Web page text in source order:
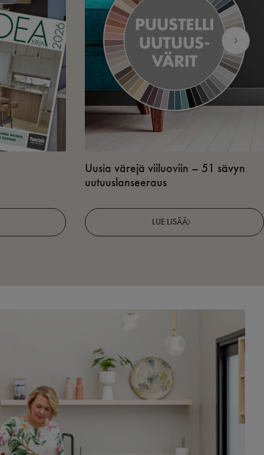
Uusia värejä viiluoviin – 51 sävyn
uutuuslanseeraus
LUE LISÄÄ